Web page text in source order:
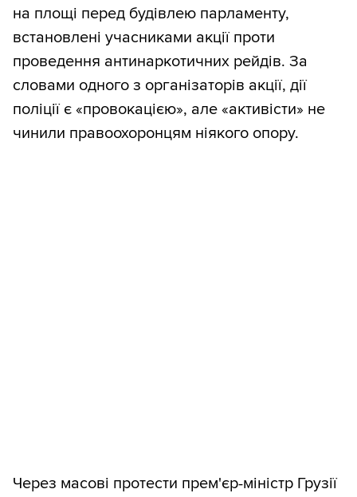
на площі перед будівлею парламенту,
встановлені учасниками акції проти
проведення антинаркотичних рейдів. За
словами одного з організаторів акції, дії
поліції є «провокацією», але «активісти» не
чинили правоохоронцям ніякого опору.
Через масові протести прем'єр-міністр Грузії